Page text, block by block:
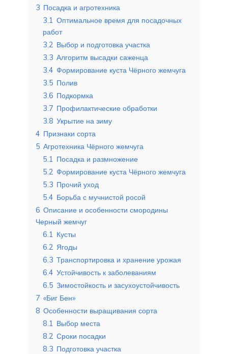
3 Посадка и агротехника
3.1 Оптимальное время для посадочных
работ
3.2 Выбор и подготовка участка
3.3 Алгоритм высадки саженца
3.4 Формирование куста Чёрного жемчуга
3.5 Полив
3.6 Подкормка
3.7 Профилактические обработки
3.8 Укрытие на зиму
4 Признаки сорта
5 Агротехника Чёрного жемчуга
5.1 Посадка и размножение
5.2 Формирование куста Чёрного жемчуга
5.3 Прочий уход
5.4 Борьба с мучнистой росой
6 Описание и особенности смородины
Черный жемчуг
6.1 Кусты
6.2 Ягоды
6.3 Транспортировка и хранение урожая
6.4 Устойчивость к заболеваниям
6.5 Зимостойкость и засухоустойчивость
7 «Биг Бен»
8 Особенности выращивания сорта
8.1 Выбор места
8.2 Сроки посадки
8.3 Подготовка участка